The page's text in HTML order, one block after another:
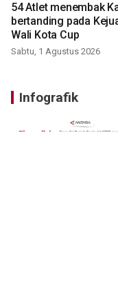
54 Atlet menembak
bertanding pada
Wali Kota Cup
Sabtu, 1 Agustus 2026
Infografik